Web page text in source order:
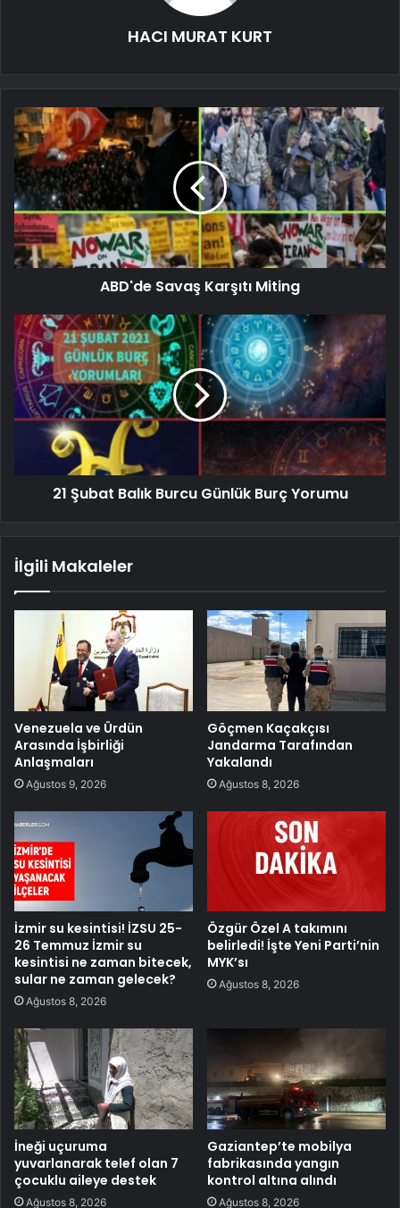
HACI MURAT KURT
ABD'de Savaş Karşıtı Miting
21 Şubat Balık Burcu Günlük Burç Yorumu
İlgili Makaleler
Venezuela ve Ürdün
Arasında İşbirliği
Anlaşmaları
Ağustos 9, 2026
Göçmen Kaçakçısı
Jandarma Tarafından
Yakalandı
Ağustos 8, 2026
İzmir su kesintisi! İZSU 25-
26 Temmuz İzmir su
kesintisi ne zaman bitecek,
sular ne zaman gelecek?
Ağustos 8, 2026
Özgür Özel A takımını
belirledi! İşte Yeni Parti’nin
MYK’sı
Ağustos 8, 2026
İneği uçuruma
yuvarlanarak telef olan 7
çocuklu aileye destek
Ağustos 8, 2026
Gaziantep’te mobilya
fabrikasında yangın
kontrol altına alındı
Ağustos 8, 2026